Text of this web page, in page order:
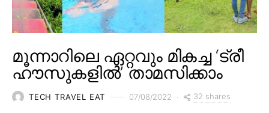
മൂന്നാറിലെ ഏറ്റവും മികച്ച ‘ട്രീ
ഹൗസുകളിൽ’ താമസിക്കാം
TECH TRAVEL EAT 07/08/2022 32 shares